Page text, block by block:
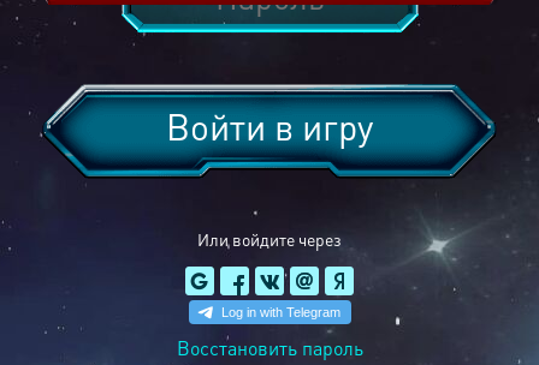
Или войдите через
Войти в игру
Восстановить пароль